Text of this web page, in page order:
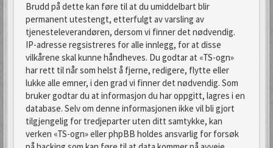
Brudd på dette kan føre til at du umiddelbart blir
permanent utestengt, etterfulgt av varsling av
tjenesteleverandøren, dersom vi finner det nødvendig.
IP-adresse regsistreres for alle innlegg, for at disse
vilkårene skal kunne håndheves. Du godtar at «TS-ogn»
har rett til når som helst å fjerne, redigere, flytte eller
lukke alle emner, i den grad vi finner det nødvendig. Som
bruker godtar du at informasjon du har oppgitt, lagres i en
database. Selv om denne informasjonen ikke vil bli gjort
tilgjengelig for tredjeparter uten ditt samtykke, kan
verken «TS-ogn» eller phpBB holdes ansvarlig for forsøk